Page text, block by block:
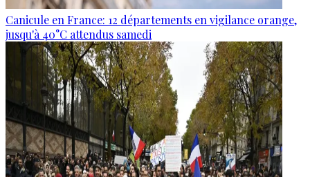
Canicule en France: 12 départements en vigilance orange,
jusqu'à 40°C attendus samedi